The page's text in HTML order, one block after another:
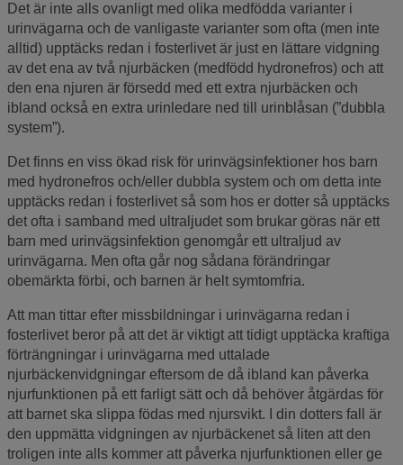
Det är inte alls ovanligt med olika medfödda varianter i
urinvägarna och de vanligaste varianter som ofta (men inte
alltid) upptäcks redan i fosterlivet är just en lättare vidgning
av det ena av två njurbäcken (medfödd hydronefros) och att
den ena njuren är försedd med ett extra njurbäcken och
ibland också en extra urinledare ned till urinblåsan (”dubbla
system”).
Det finns en viss ökad risk för urinvägsinfektioner hos barn
med hydronefros och/eller dubbla system och om detta inte
upptäcks redan i fosterlivet så som hos er dotter så upptäcks
det ofta i samband med ultraljudet som brukar göras när ett
barn med urinvägsinfektion genomgår ett ultraljud av
urinvägarna. Men ofta går nog sådana förändringar
obemärkta förbi, och barnen är helt symtomfria.
Att man tittar efter missbildningar i urinvägarna redan i
fosterlivet beror på att det är viktigt att tidigt upptäcka kraftiga
förträngningar i urinvägarna med uttalade
njurbäckenvidgningar eftersom de då ibland kan påverka
njurfunktionen på ett farligt sätt och då behöver åtgärdas för
att barnet ska slippa födas med njursvikt. I din dotters fall är
den uppmätta vidgningen av njurbäckenet så liten att den
troligen inte alls kommer att påverka njurfunktionen eller ge